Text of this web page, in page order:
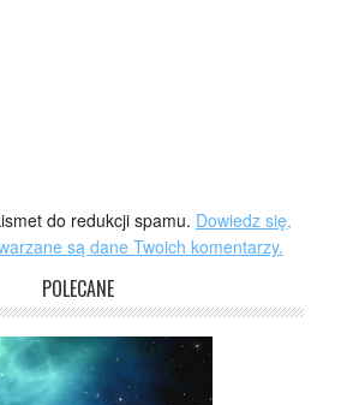
do redukcji spamu. Dowiedz się,
są dane Twoich komentarzy.
POLECANE